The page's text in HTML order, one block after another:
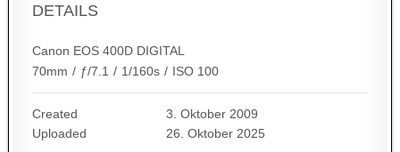
DETAILS
Canon EOS 400D DIGITAL
70mm / ƒ/7.1 / 1/160s / ISO 100
Created
3. Oktober 2009
Uploaded
26. Oktober 2025